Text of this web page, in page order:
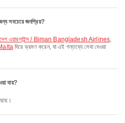
সবচেয়ে জনপ্রিয়?
এয়ারলাইন্স / Biman Bangladesh Airlines,
দিয়ে ভ্রমণ করেন, যা এই গন্তব্যে সেবা দেওয়া
যায়?